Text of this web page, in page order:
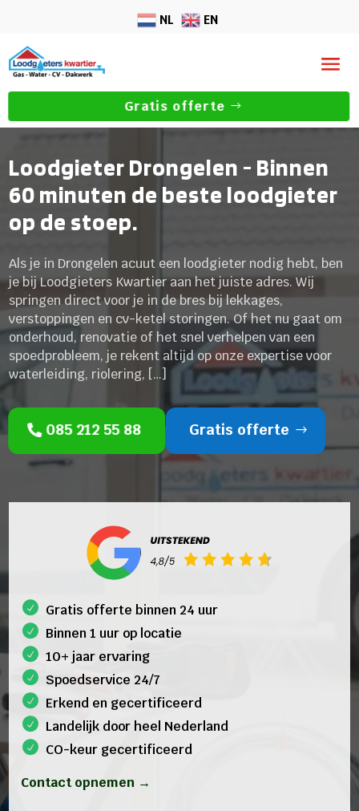
NL EN
Gratis offerte
Loodgieter Drongelen - Binnen
60 minuten de beste loodgieter
op de stoep.
Als je in Drongelen acuut een loodgieter nodig hebt, ben
je bij Loodgieters Kwartier aan het juiste adres. Wij
springen direct voor je in de bres bij lekkages,
verstoppingen en cv-ketel storingen. Of het nu gaat om
onderhoud, renovatie of het snel verhelpen van een
spoedprobleem, je rekent altijd op onze expertise voor
waterleiding, riolering, […]
085 212 55 88 Gratis offerte
Gratis offerte binnen 24 uur
Binnen 1 uur op locatie
10+ jaar ervaring
Spoedservice 24/7
Erkend en gecertificeerd
Landelijk door heel Nederland
CO-keur gecertificeerd
Contact opnemen →